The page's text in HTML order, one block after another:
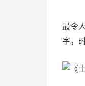
最令
字。